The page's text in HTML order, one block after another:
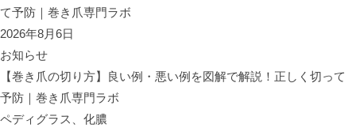
2026年8月6日
お知らせ
【巻き爪の切り方】良い例・悪い例を図解で解説！正しく切って
予防｜巻き爪専門ラボ
ペディグラス、化膿